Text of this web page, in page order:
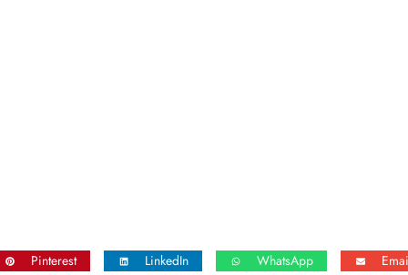
Pinterest LinkedIn WhatsApp